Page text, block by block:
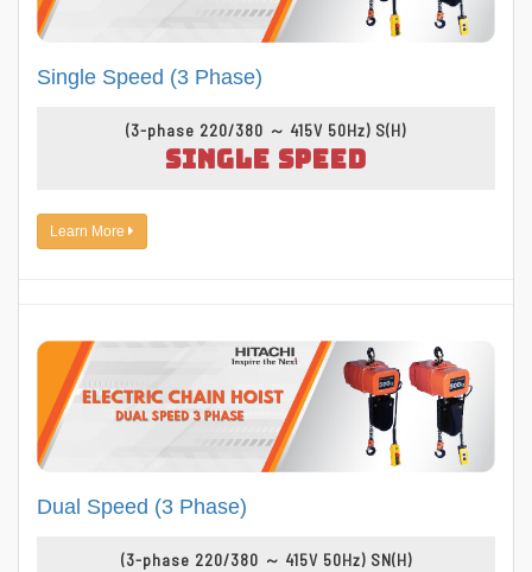
Single Speed (3 Phase)
(3-phase 220/380 ～ 415V 50Hz) S(H)
SINGLE SPEED
Learn More
Dual Speed (3 Phase)
(3-phase 220/380 ～ 415V 50Hz) SN(H)